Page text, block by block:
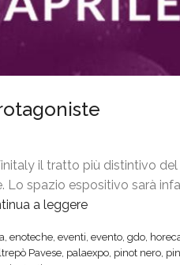
il tratto più distintivo
Lo spazio espositivo sarà
a leggere
, enoteche, eventi, evento, gdo,
Pavese, palaexpo, pinot nero,